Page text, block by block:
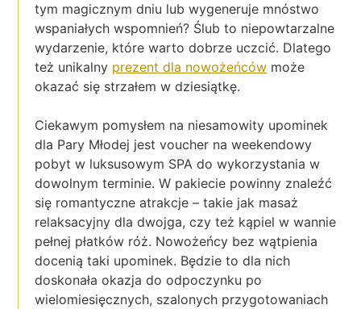
tym magicznym dniu lub wygeneruje mnóstwo
wspaniałych wspomnień? Ślub to niepowtarzalne
wydarzenie, które warto dobrze uczcić. Dlatego
też unikalny prezent dla nowożeńców może
okazać się strzałem w dziesiątkę.
Ciekawym pomysłem na niesamowity upominek
dla Pary Młodej jest voucher na weekendowy
pobyt w luksusowym SPA do wykorzystania w
dowolnym terminie. W pakiecie powinny znaleźć
się romantyczne atrakcje – takie jak masaż
relaksacyjny dla dwojga, czy też kąpiel w wannie
pełnej płatków róż. Nowożeńcy bez wątpienia
docenią taki upominek. Będzie to dla nich
doskonała okazja do odpoczynku po
wielomiesięcznych, szalonych przygotowaniach